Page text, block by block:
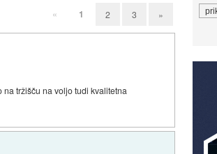
« 1 2 3 »
tržišču na voljo tudi kvalitetna